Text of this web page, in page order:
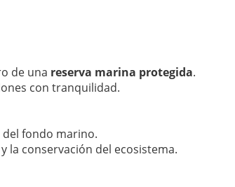
de una reserva marina protegida.
con tranquilidad.
fondo marino.
la conservación del ecosistema.